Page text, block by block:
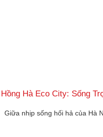
Hồng Hà Eco City: Sống
Giữa nhịp sống hối hả của Hà